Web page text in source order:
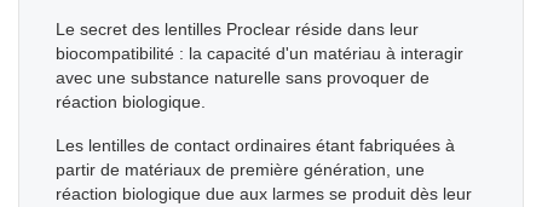
Le secret des lentilles Proclear réside dans leur
biocompatibilité : la capacité d'un matériau à interagir
avec une substance naturelle sans provoquer de
réaction biologique.
Les lentilles de contact ordinaires étant fabriquées à
partir de matériaux de première génération, une
réaction biologique due aux larmes se produit dès leur